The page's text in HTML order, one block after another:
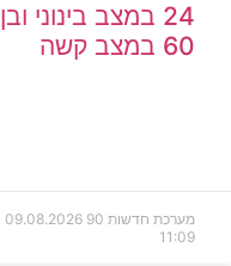
24 במצב בינוני ובן
60 במצב קשה
מערכת חדשות 90
09.08.2026
11:09